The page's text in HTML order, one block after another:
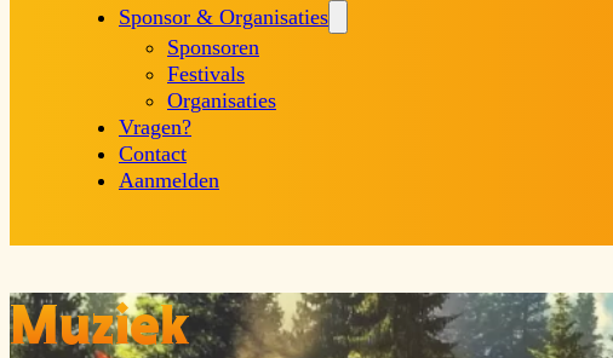
Sponsor & Organisaties
Sponsoren
Festivals
Organisaties
Vragen?
Contact
Aanmelden
Muziek